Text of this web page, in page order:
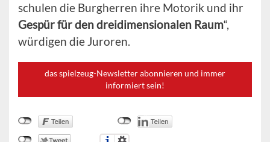
schulen die Burgherren ihre Motorik und ihr
Gespür für den dreidimensionalen Raum“,
würdigen die Juroren.
das spielzeug-Newsletter abonnieren und immer
informiert sein!